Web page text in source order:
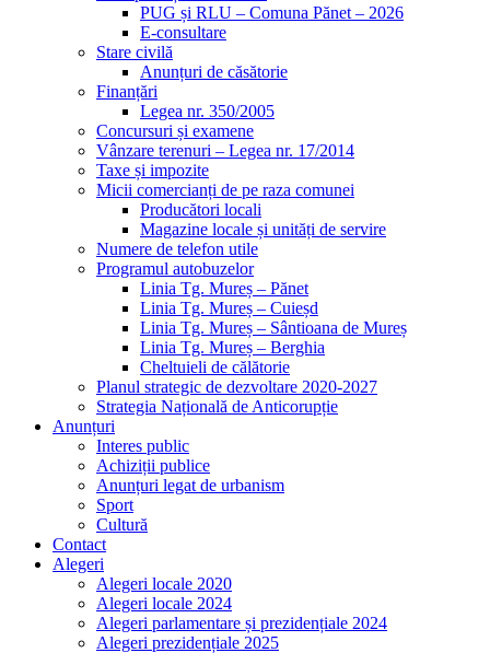
PUG și RLU – Comuna Pănet – 2026
E-consultare
Stare civilă
Anunțuri de căsătorie
Finanțări
Legea nr. 350/2005
Concursuri și examene
Vânzare terenuri – Legea nr. 17/2014
Taxe și impozite
Micii comercianți de pe raza comunei
Producători locali
Magazine locale și unități de servire
Numere de telefon utile
Programul autobuzelor
Linia Tg. Mureș – Pănet
Linia Tg. Mureș – Cuieșd
Linia Tg. Mureș – Sântioana de Mureș
Linia Tg. Mureș – Berghia
Cheltuieli de călătorie
Planul strategic de dezvoltare 2020-2027
Strategia Națională de Anticorupție
Anunțuri
Interes public
Achiziții publice
Anunțuri legat de urbanism
Sport
Cultură
Contact
Alegeri
Alegeri locale 2020
Alegeri locale 2024
Alegeri parlamentare și prezidențiale 2024
Alegeri prezidențiale 2025